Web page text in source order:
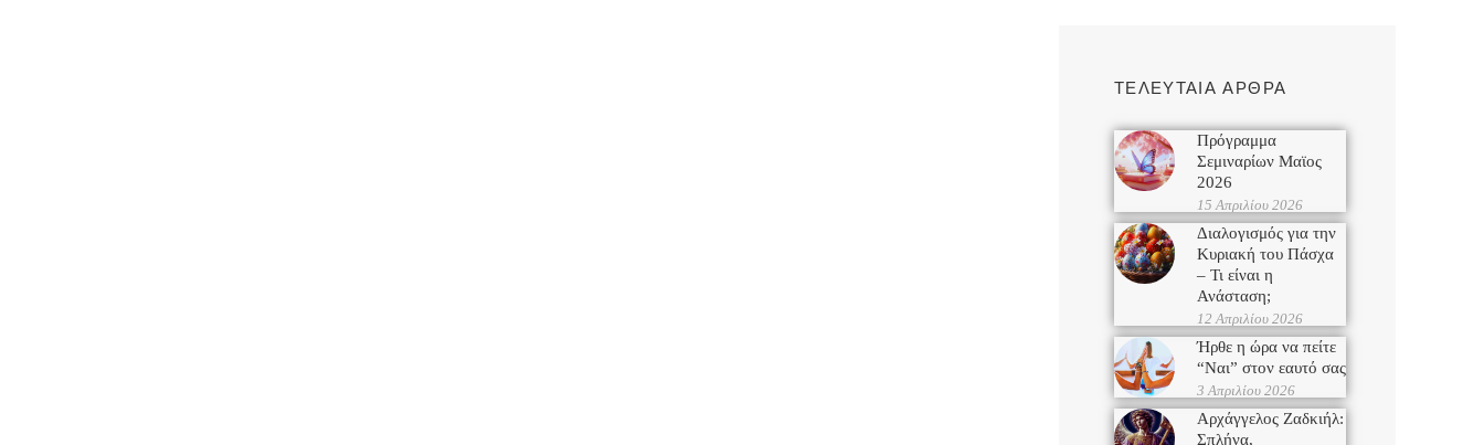
ΤΕΛΕΥΤΑΙΑ ΑΡΘΡΑ
Πρόγραμμα
Σεμιναρίων Μαϊος
2026
15 Απριλίου 2026
Διαλογισμός για την
Κυριακή του Πάσχα
– Τι είναι η
Ανάσταση;
12 Απριλίου 2026
Ήρθε η ώρα να πείτε
“Ναι” στον εαυτό σας
3 Απριλίου 2026
Αρχάγγελος Ζαδκιήλ:
Σπλήνα,